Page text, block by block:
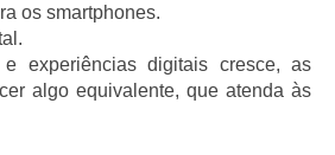
os smartphones.
experiências digitais cresce, as
algo equivalente, que atenda às